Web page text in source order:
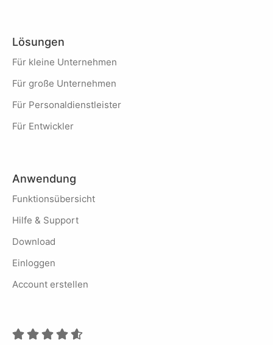
Lösungen
Für kleine Unternehmen
Für große Unternehmen
Für Personaldienstleister
Für Entwickler
Anwendung
Funktionsübersicht
Hilfe & Support
Download
Einloggen
Account erstellen